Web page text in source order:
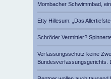
Mombacher Schwimmbad,
Etty Hillesum: „Das
Schröder Vermittler?
Verfassungsschutz keine
Bundesverfassungsgerichts.